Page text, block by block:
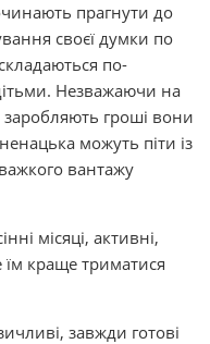
прагнути до
своєї думки по
по-
Незважаючи на
заробляють гроші вони
можуть піти із
вантажу
місяці, активні,
їм краще триматися
завжди готові